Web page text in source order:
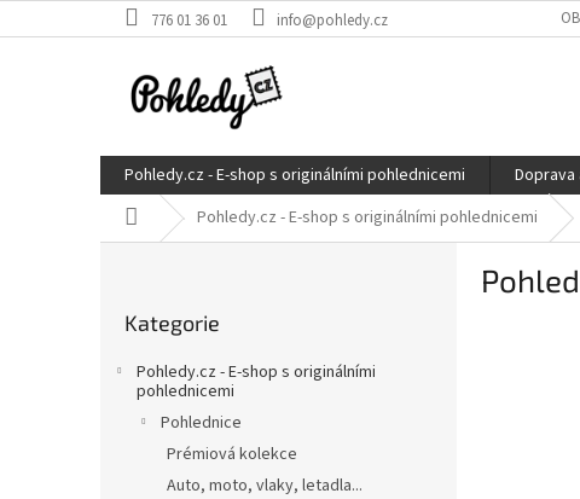
na
776 01 36 01 info@pohledy.cz
Pohledy.cz - E-shop s originálními pohlednicemi Doprava
Domů Pohledy.cz - E-shop s originálními pohlednicemi
kategorie
Kategorie
Pohledy.cz - E-shop s originálními
pohlednicemi
Pohlednice
Prémiová kolekce
Auto, moto, vlaky, letadla...